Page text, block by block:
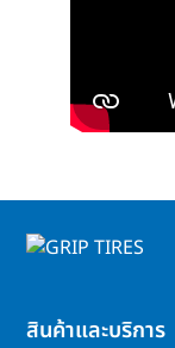
สินค้าและบริการ